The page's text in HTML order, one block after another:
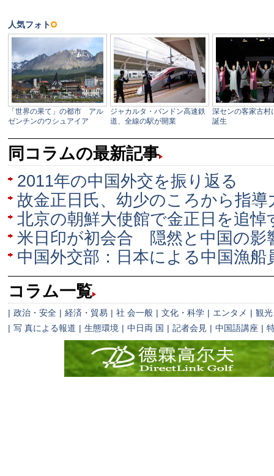
同コラムの最新記事
2011年の中国外交を振り返る
故金正日氏、幼少のころから指導
北京の朝鮮大使館で金正日を追悼
米日印が初会合 隠然と中国の影
中国外交部：日本による中国漁船
コラム一覧
| 政治・安全 | 経済・貿易 | 社 会一般 | 文化・科学 | エンタメ | 観光
| 写 真による報道 | 生態環境 | 中日両 国 | 記者会見 | 中国語講座 |